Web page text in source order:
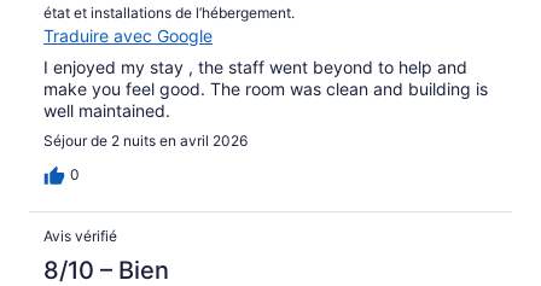
état et installations de l’hébergement.
Traduire avec Google
I enjoyed my stay , the staff went beyond to help and
make you feel good. The room was clean and building is
well maintained.
Séjour de 2 nuits en avril 2026
0
Avis vérifié
8/10 – Bien